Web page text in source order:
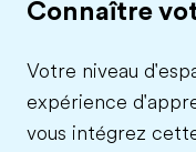
Connaître
Votre niveau
expérience
vous intégrez